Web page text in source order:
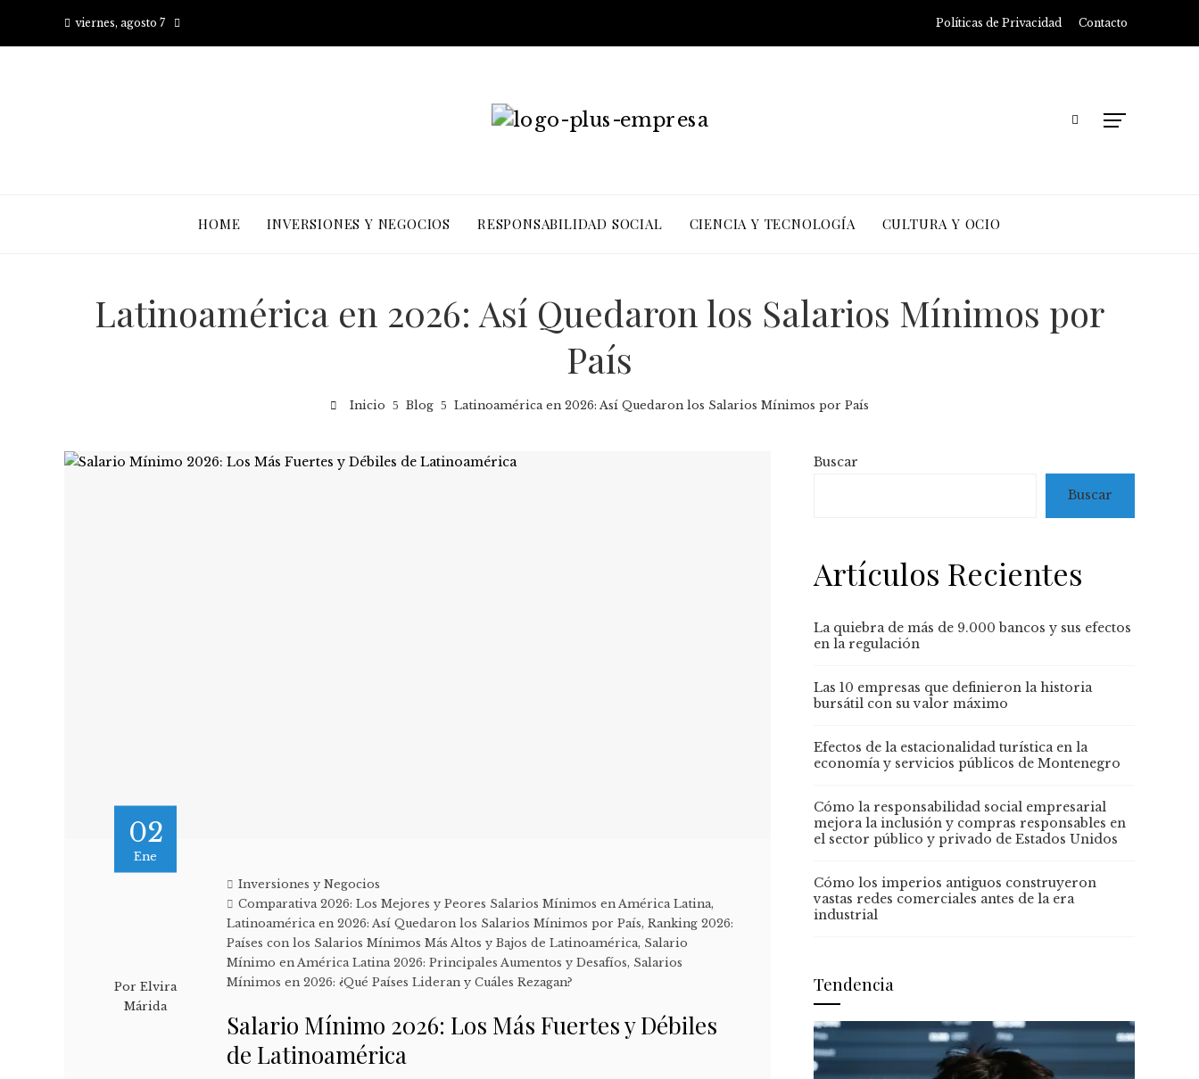
viernes, agosto 7 Políticas de Privacidad Contacto
HOME INVERSIONES Y NEGOCIOS RESPONSABILIDAD SOCIAL CIENCIA Y TECNOLOGÍA CULTURA Y OCIO
Latinoamérica en 2026: Así Quedaron los Salarios Mínimos por
País
Inicio Blog Latinoamérica en 2026: Así Quedaron los Salarios Mínimos por País
02
Ene
PorElvira
Márida
Inversiones y Negocios
Comparativa 2026: Los Mejores y Peores Salarios Mínimos en América Latina,
Latinoamérica en 2026: Así Quedaron los Salarios Mínimos por País,Ranking 2026:
Países con los Salarios Mínimos Más Altos y Bajos de Latinoamérica, Salario
Mínimo en América Latina 2026: Principales Aumentos y Desafíos, Salarios
Mínimos en 2026: ¿Qué Países Lideran y Cuáles Rezagan?
Salario Mínimo 2026: Los Más Fuertes y Débiles
de Latinoamérica
Buscar
Buscar
Artículos Recientes
La quiebra de más de 9.000 bancos y sus efectos
en la regulación
Las 10 empresas que definieron la historia
bursátil con su valor máximo
Efectos de la estacionalidad turística en la
economía y servicios públicos de Montenegro
Cómo la responsabilidad social empresarial
mejora la inclusión y compras responsables en
el sector público y privado de Estados Unidos
Cómo los imperios antiguos construyeron
vastas redes comerciales antes de la era
industrial
Tendencia